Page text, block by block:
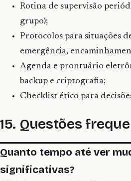
Rotina de supervisão
grupo);
Protocolos para situações
emergência,
Agenda e prontuário
backup e criptografia;
Checklist ético para
15. Questões
Quanto tempo até ver
significativas?